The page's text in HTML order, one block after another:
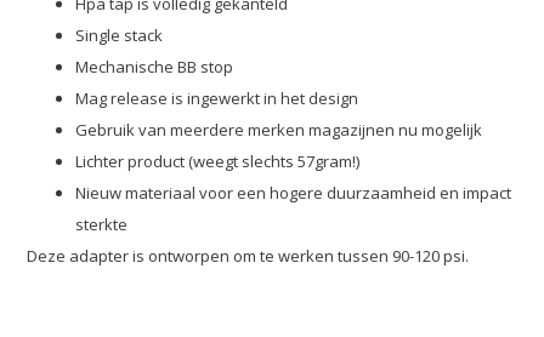
Single stack
Mechanische BB stop
Mag release is ingewerkt in het design
Gebruik van meerdere merken magazijnen nu mogelijk
Lichter product (weegt slechts 57gram!)
Nieuw materiaal voor een hogere duurzaamheid en impact
sterkte
Deze adapter is ontworpen om te werken tussen 90-120 psi.